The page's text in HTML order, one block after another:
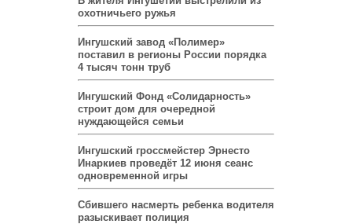
охотничьего ружья
Ингушский завод «Полимер»
поставил в регионы России порядка
4 тысяч тонн труб
Ингушский Фонд «Солидарность»
строит дом для очередной
нуждающейся семьи
Ингушский гроссмейстер Эрнесто
Инаркиев проведёт 12 июня сеанс
одновременной игры
Сбившего насмерть ребенка водителя
разыскивает полиция